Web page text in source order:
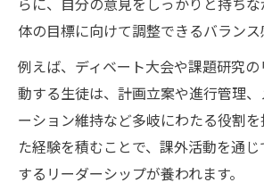
体の目標に向けて調整できるバランス
例えば、ディベート大会や課題研究
動する生徒は、計画立案や進行管理
ーション維持など多岐にわたる役割
た経験を積むことで、課外活動を通
するリーダーシップが養われます。